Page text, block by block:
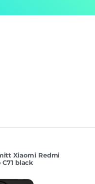
Xiaomi Redmi
black